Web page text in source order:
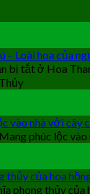
– Loài hoa của
bị tắtở Hoa
vào nhà với cây
phúc lộc vào
thủy của hoa
phong thủy của